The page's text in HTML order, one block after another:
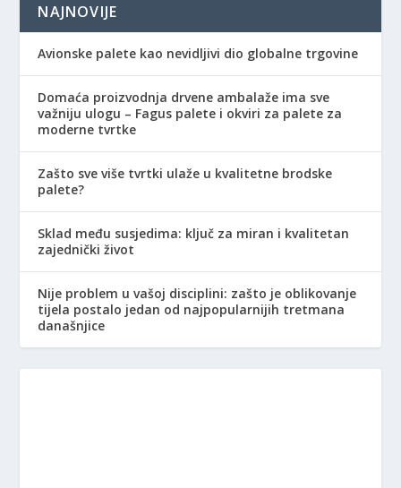
NAJNOVIJE
Avionske palete kao nevidljivi dio globalne trgovine
Domaća proizvodnja drvene ambalaže ima sve
važniju ulogu – Fagus palete i okviri za palete za
moderne tvrtke
Zašto sve više tvrtki ulaže u kvalitetne brodske
palete?
Sklad među susjedima: ključ za miran i kvalitetan
zajednički život
Nije problem u vašoj disciplini: zašto je oblikovanje
tijela postalo jedan od najpopularnijih tretmana
današnjice